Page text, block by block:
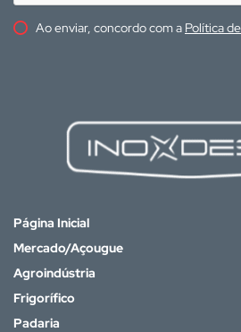
Ao enviar, concordo com a Política
Página Inicial
Mercado/Açougue
Agroindústria
Frigorífico
Padaria